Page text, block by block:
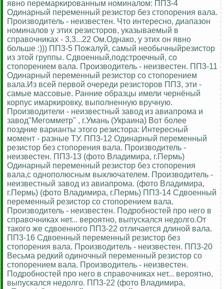
явно перемаркированным номиналом: ПП3-4
Одинарный переменный резистор без стопорения вала.
Производитель - неизвестен. Что интересно, диапазон
номиналов у этих резисторов, указываемый в
справочниках - 3,3...22 Ом.Однако, у этих он явно
больше :))) ПП3-5 Пожалуй, самый необычныйрезистор
из этой группы. Сдвоенный,подстроечный, со
стопорением вала. Производитель - неизвестен. ПП3-11
Одинарный переменный резистор со стопорением
вала.Из всей первой очереди резисторов ПП3, эти -
самые массовые. Ранние образцы имели чернёный
корпус имаркировку, выполненную вручную.
Производители - неизвестный завод из авиапрома и
завод"Мегомметр" , г.Умань (Украина) Вот более
поздние варианты этого резистора: Интересный
момент - разные ТУ. ПП3-12 Одинарный переменный
резистор без стопорения вала. Производитель -
неизвестен. ПП3-13 (фото Владимира, г.Пермь)
Одинарный переменный резистор без стопорения
вала,с однополюсным выключателем. Производитель -
неизвестный завод из авиапрома. (фото Владимира,
г.Пермь) (фото Владимира, г.Пермь) ПП3-14 Сдвоенный
переменный резистор со стопорением вала.
Производитель - неизвестен. Подробностей про него в
справочниках нет... вероятно, выпускался недолго.От
такого же сдвоенного ПП3-22 отличается длиной вала.
ПП3-16 Сдвоенный переменный резистор без
стопорения вала. Производитель - неизвестен. ПП3-20
Весьма редкий одиночный переменный резистор со
стопорением вала. Производитель - неизвестен.
Подробностей про него в справочниках нет... вероятно,
выпускался недолго. ПП3-22 (фото Владимира,